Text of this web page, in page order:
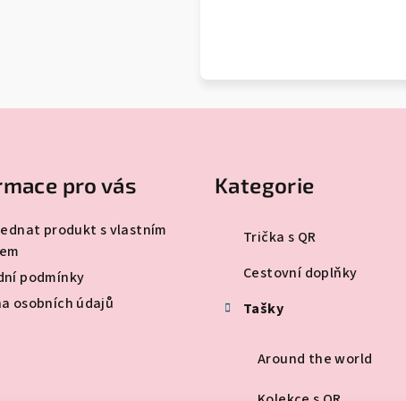
pro vás
produkt s vlastním
podmínky
osobních údajů
Kategorie
Trička s QR
Cestovní doplňky
Tašky
Around the world